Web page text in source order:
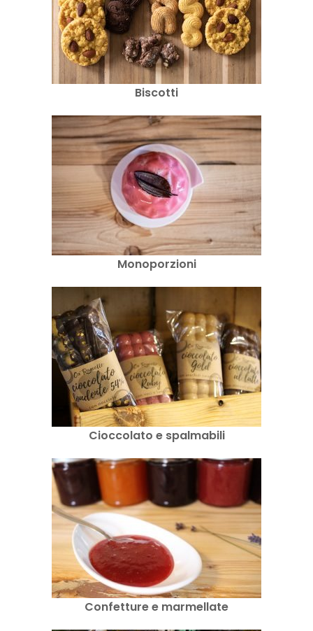
Biscotti
Monoporzioni
Cioccolato e spalmabili
Confetture e marmellate